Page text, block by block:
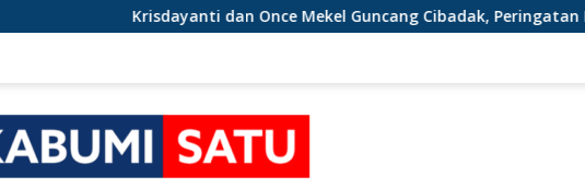
Krisdayanti dan Once Mekel Guncang Cibadak, Peringatan HUT RI